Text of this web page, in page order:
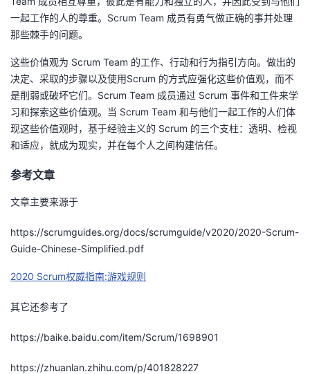
一起工作的人的尊重。Scrum Team 成员有勇气做正确的事并处理
那些棘手的问题。
这些价值观为 Scrum Team 的工作、行动和行为指引方向。做出的
决定、采取的步骤以及使用Scrum 的方式应强化这些价值观，而不
是削弱或破坏它们。Scrum Team 成员通过 Scrum 事件和工件来学
习和探索这些价值观。当 Scrum Team 和与他们一起工作的人们体
现这些价值观时，基于经验主义的 Scrum 的三个支柱：透明、检视
和适应，就成为现实，并在每个人之间构建信任。
参考文章
文章主要来源于
https://scrumguides.org/docs/scrumguide/v2020/2020-Scrum-
Guide-Chinese-Simplified.pdf
2020 Scrum权威指南:游戏规则
其它还参考了
https://baike.baidu.com/item/Scrum/1698901
https://zhuanlan.zhihu.com/p/401828227